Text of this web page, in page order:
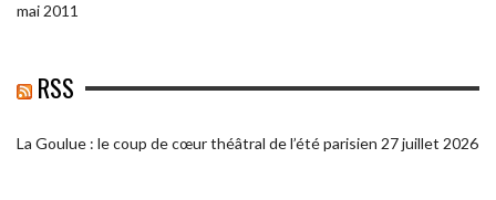
mai 2011
RSS
La Goulue : le coup de cœur théâtral de l’été parisien 27 juillet 2026